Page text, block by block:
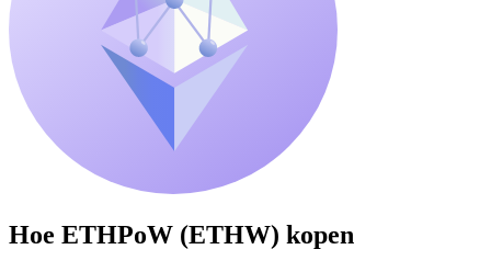
Hoe ETHPoW (ETHW) kopen